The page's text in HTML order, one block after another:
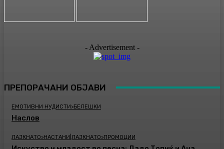
- Advertisement -
ПРЕПОРАЧАНИ ОБЈАВИ
ЕМОТИВНИ НУДИСТИ>БЕЛЕШКИ
Наслов
ЛАЈКНАТО>НАСТАНИ|ЛАЈКНАТО>ПРОМОЦИИ